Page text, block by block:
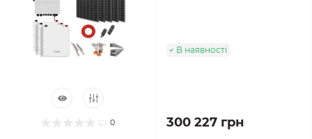
0
В наявності
300 227 грн